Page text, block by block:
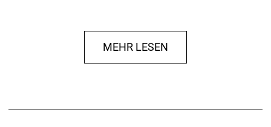
Schaltwerk: Shimano Deore RD-M6100 SGS,
Shadow Plus / 12 Speed
Schalthebel: Shimano Deore Trigger SL-M6100RC
MEHR LESEN